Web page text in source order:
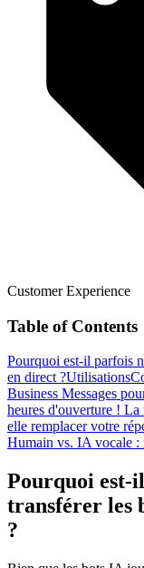
Customer Experience
Table of Contents
Pourquoi est-il parfois
en direct ?Utilisations
Business Messages
heures d'ouverture ! La
elle remplacer votre
Humain vs. IA vocale :
Pourquoi est-
transférer les
?